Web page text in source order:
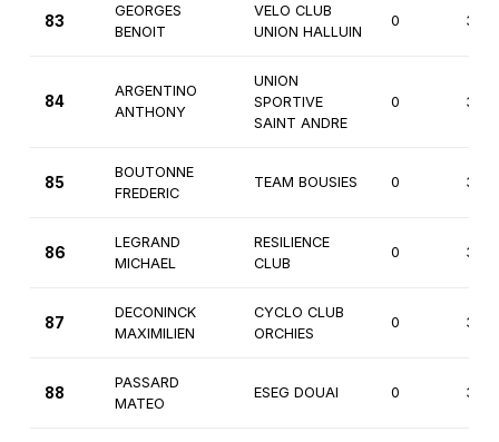
83
GEORGES
BENOIT
VELO CLUB
UNION HALLUIN
0
84
ARGENTINO
ANTHONY
UNION
SPORTIVE
SAINT ANDRE
0
85
BOUTONNE
FREDERIC
TEAM BOUSIES 0
86
LEGRAND
MICHAEL
RESILIENCE
CLUB
0
87
DECONINCK
MAXIMILIEN
CYCLO CLUB
ORCHIES
0
88
PASSARD
MATEO
ESEG DOUAI 0